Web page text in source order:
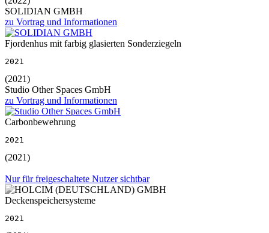
SOLIDIAN GMBH
zu Vortrag und Informationen
Fjordenhus mit farbig glasierten Sonderziegeln
2021
(2021)
Studio Other Spaces GmbH
zu Vortrag und Informationen
Carbonbewehrung
2021
(2021)
Nur für freigeschaltete Nutzer sichtbar
Deckenspeichersysteme
2021